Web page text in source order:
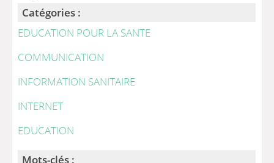
Catégories :
EDUCATION POUR LA SANTE
COMMUNICATION
INFORMATION SANITAIRE
INTERNET
EDUCATION
Mots-clés :